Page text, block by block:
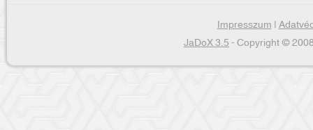
Impresszum|
JaDoX 3.5- Copyright ©